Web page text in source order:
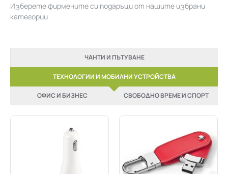
Изберете фирмените си подаръци от нашите избрани
категории
ЧАНТИ И ПЪТУВАНЕ
ТЕХНОЛОГИИ И МОБИЛНИ УСТРОЙСТВА
ОФИС И БИЗНЕС СВОБОДНО ВРЕМЕ И СПОРТ